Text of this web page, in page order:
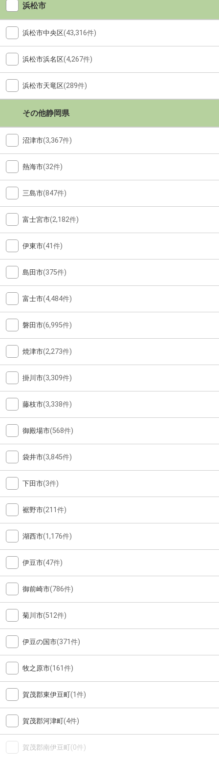
浜松市
浜松市中央区(43,316件)
浜松市浜名区(4,267件)
浜松市天竜区(289件)
その他静岡県
沼津市(3,367件)
熱海市(32件)
三島市(847件)
富士宮市(2,182件)
伊東市(41件)
島田市(375件)
富士市(4,484件)
磐田市(6,995件)
焼津市(2,273件)
掛川市(3,309件)
藤枝市(3,338件)
御殿場市(568件)
袋井市(3,845件)
下田市(3件)
裾野市(211件)
湖西市(1,176件)
伊豆市(47件)
御前崎市(786件)
菊川市(512件)
伊豆の国市(371件)
牧之原市(161件)
賀茂郡東伊豆町(1件)
賀茂郡河津町(4件)
賀茂郡南伊豆町(0件)